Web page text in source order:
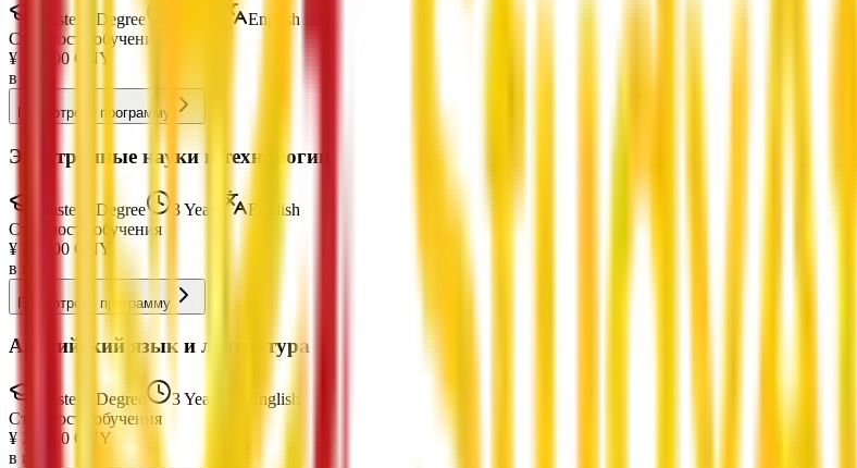
Master's Degree
English
Стоимость обучения
¥
25,000 CNY
в год
Посмотреть программу
Электронные науки и технологии
Master's Degree 3 Years
English
Стоимость обучения
¥
28,000 CNY
в год
Посмотреть программу
Английский язык и литература
Master's Degree 3 Years
English
Стоимость обучения
¥ 25,000 CNY
в год